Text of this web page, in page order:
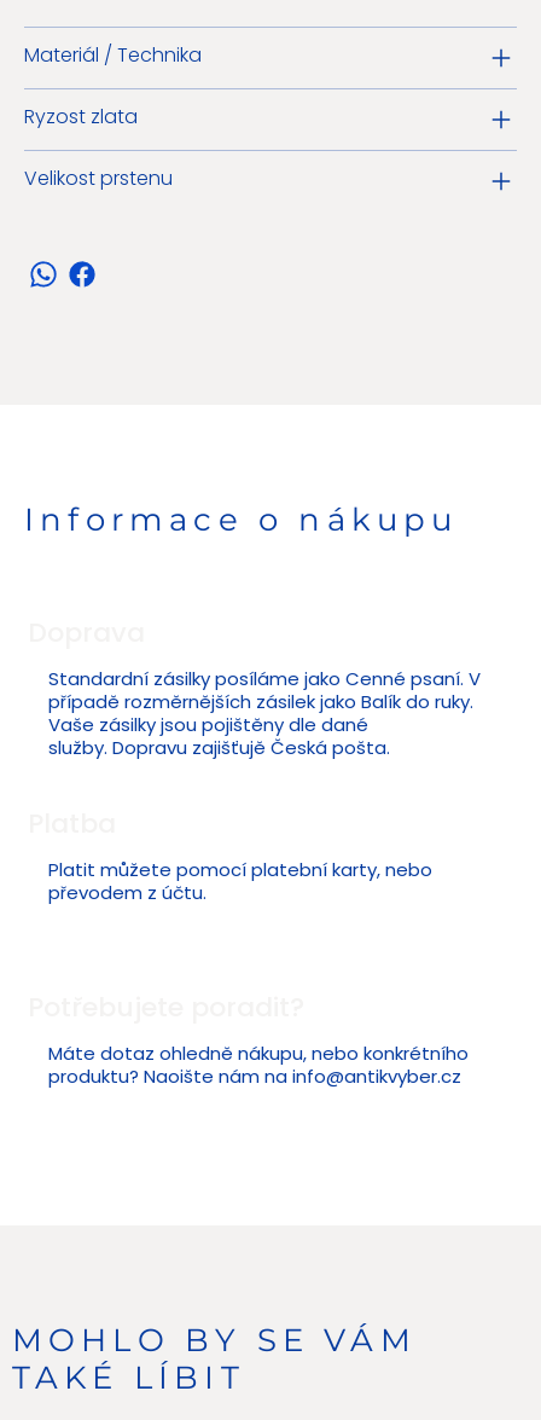
Materiál / Technika
Ryzost zlata
Velikost prstenu
Informace o nákupu
Standardní zásilky posíláme jako Cenné psaní. V
případě rozměrnějších zásilek jako Balík do ruky.
Vaše zásilky jsou pojištěny dle dané
služby. Dopravu zajišťujě Česká pošta.
Platit můžete pomocí platební karty, nebo
převodem z účtu.
Máte dotaz ohledně nákupu, nebo konkrétního
produktu? Naoište nám nainfo@antikvyber.cz
MOHLO BY SE VÁM
TAKÉ LÍBIT